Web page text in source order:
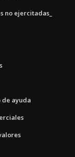
no ejercitadas_
ayuda